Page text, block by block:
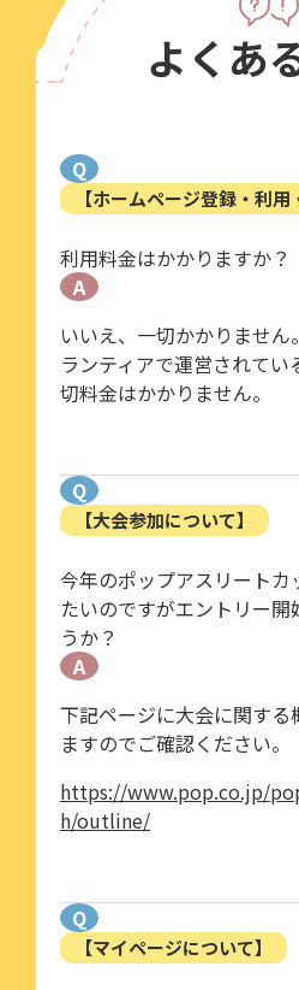
よくあ
Q
【ホームページ登録・利用
利用料金はかかりますか？
A
いいえ、一切かかりません
ランティアで運営されて
切料金はかかりません。
Q
【大会参加について】
今年のポップアスリートカ
たいのですがエントリー開
うか？
A
下記ページに大会に関する
ますのでご確認ください。
https://www.pop.co.jp/
h/outline/
Q
【マイページについて】